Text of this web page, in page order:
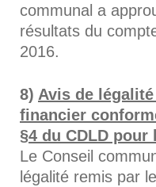
communal a
résultats du
2016.
Avis de
financier
§4 du CDLD pour
Le Conseil
légalité remis par